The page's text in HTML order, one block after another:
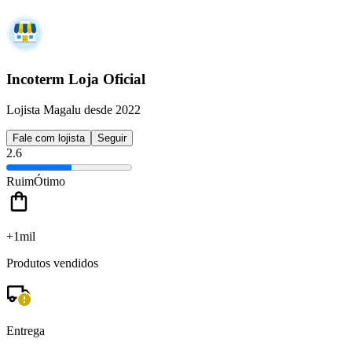
Incoterm Loja Oficial
Lojista Magalu desde 2022
Fale com lojista Seguir
2.6
RuimÓtimo
+1mil
Produtos vendidos
Entrega